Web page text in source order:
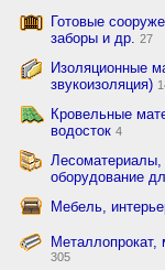
Готовые
заборы и др.
27
Изоляционные
звукоизоляция)
Кровельные
водосток 4
оборудование
Мебель,
305